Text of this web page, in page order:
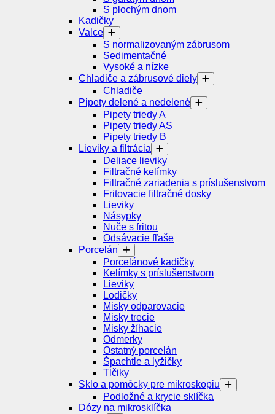
S plochým dnom
Kadičky
Valce
S normalizovaným zábrusom
Sedimentačné
Vysoké a nízke
Chladiče a zábrusové diely
Chladiče
Pipety delené a nedelené
Pipety triedy A
Pipety triedy AS
Pipety triedy B
Lieviky a filtrácia
Deliace lieviky
Filtračné kelímky
Filtračné zariadenia s príslušenstvom
Fritovacie filtračné dosky
Lieviky
Násypky
Nuče s fritou
Odsávacie fľaše
Porcelán
Porcelánové kadičky
Kelímky s príslušenstvom
Lieviky
Lodičky
Misky odparovacie
Misky trecie
Misky žíhacie
Odmerky
Ostatný porcelán
Špachtle a lyžičky
Tĺčiky
Sklo a pomôcky pre mikroskopiu
Podložné a krycie sklíčka
Dózy na mikrosklíčka